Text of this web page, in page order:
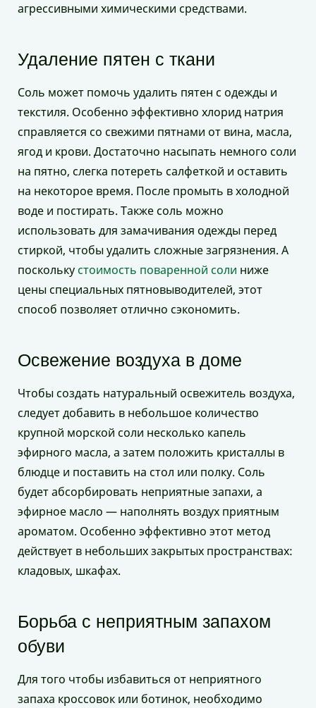
агрессивными химическими средствами.
Удаление пятен с ткани
Соль может помочь удалить пятен с одежды и
текстиля. Особенно эффективно хлорид натрия
справляется со свежими пятнами от вина, масла,
ягод и крови. Достаточно насыпать немного соли
на пятно, слегка потереть салфеткой и оставить
на некоторое время. После промыть в холодной
воде и постирать. Также соль можно
использовать для замачивания одежды перед
стиркой, чтобы удалить сложные загрязнения. А
поскольку стоимость поваренной соли ниже
цены специальных пятновыводителей, этот
способ позволяет отлично сэкономить.
Освежение воздуха в доме
Чтобы создать натуральный освежитель воздуха,
следует добавить в небольшое количество
крупной морской соли несколько капель
эфирного масла, а затем положить кристаллы в
блюдце и поставить на стол или полку. Соль
будет абсорбировать неприятные запахи, а
эфирное масло — наполнять воздух приятным
ароматом. Особенно эффективно этот метод
действует в небольших закрытых пространствах:
кладовых, шкафах.
Борьба с неприятным запахом
обуви
Для того чтобы избавиться от неприятного
запаха кроссовок или ботинок, необходимо